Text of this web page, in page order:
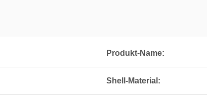
Produkt-Name:
Shell-Material: